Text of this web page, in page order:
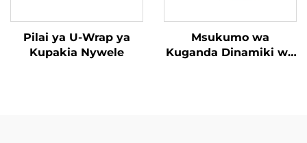
Pilai ya U-Wrap ya
Kupakia Nywele
Msukumo wa
Kuganda Dinamiki wa